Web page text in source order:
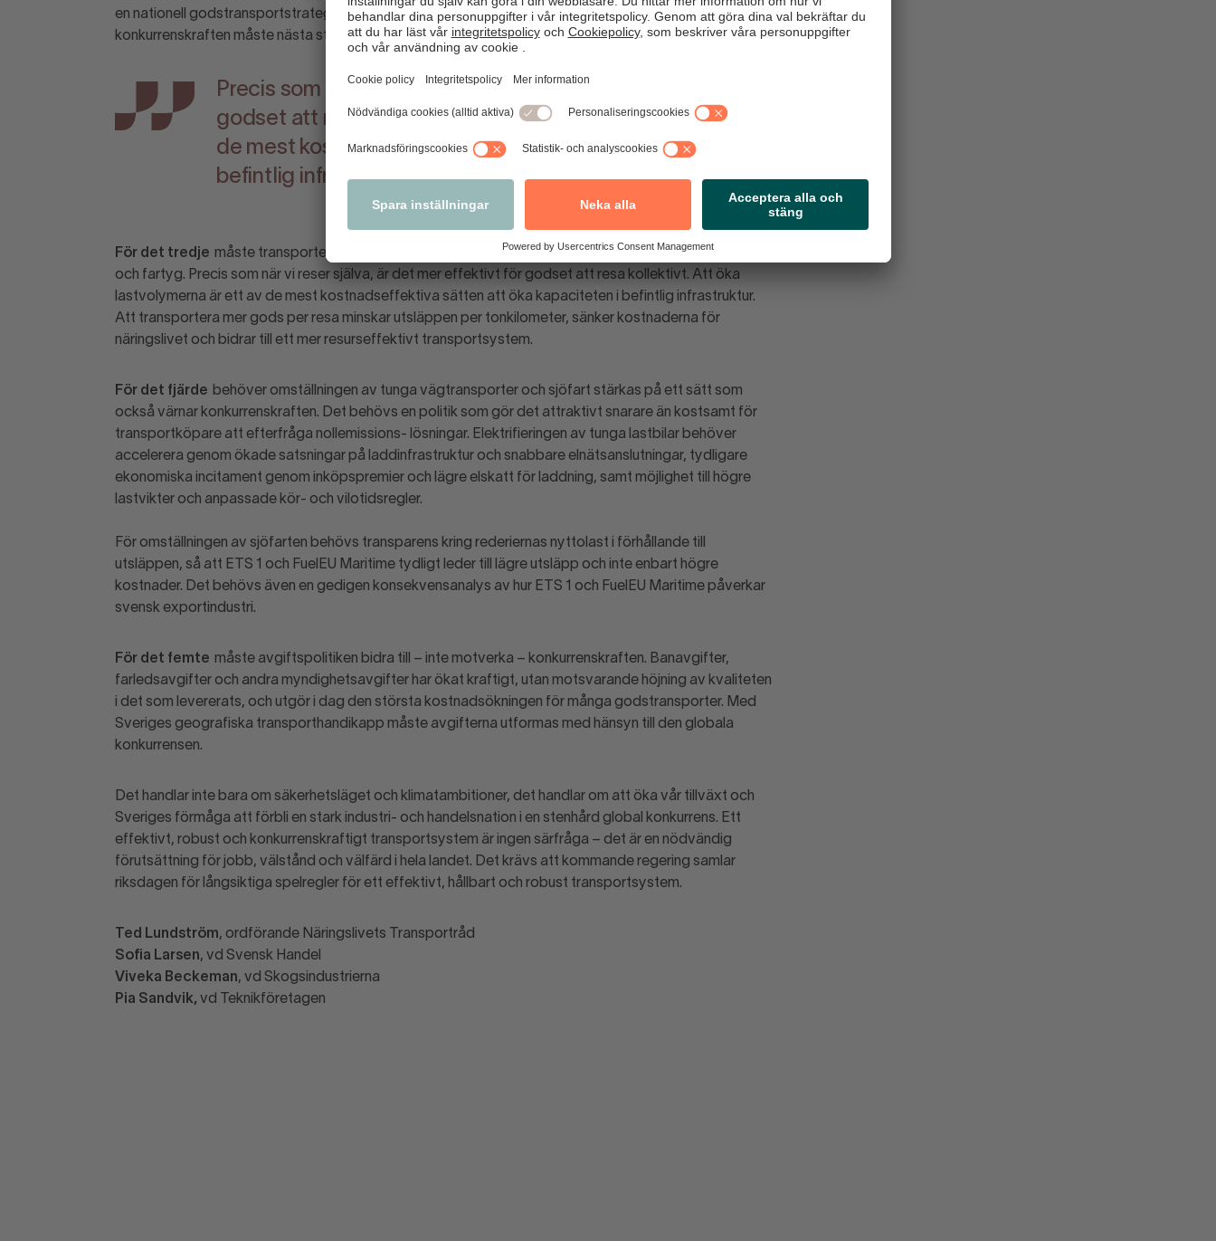
en nationell godstransportstrategi var ett viktigt första steg. Om Sverige menar allvar med att stärka
konkurrenskraften måste nästa steg vara att godsets roll väger tyngre i beslutsunderlagen.
Precis som när vi reser själva, är det mer effektivt för
godset att resa kollektivt. Att öka lastvolymerna är ett av
de mest kostnadseffektiva sätten att öka kapaciteten i
befintlig infrastruktur.
För det tredje måste transporteffektiviteten öka genom att möjliggöra längre och tyngre lastbilar, tåg
och fartyg. Precis som när vi reser själva, är det mer effektivt för godset att resa kollektivt. Att öka
lastvolymerna är ett av de mest kostnadseffektiva sätten att öka kapaciteten i befintlig infrastruktur.
Att transportera mer gods per resa minskar utsläppen per tonkilometer, sänker kostnaderna för
näringslivet och bidrar till ett mer resurseffektivt transportsystem.
För det fjärde behöver omställningen av tunga vägtransporter och sjöfart stärkas på ett sätt som
också värnar konkurrenskraften. Det behövs en politik som gör det attraktivt snarare än kostsamt för
transportköpare att efterfråga nollemissions- lösningar. Elektrifieringen av tunga lastbilar behöver
accelerera genom ökade satsningar på laddinfrastruktur och snabbare elnätsanslutningar, tydligare
ekonomiska incitament genom inköpspremier och lägre elskatt för laddning, samt möjlighet till högre
lastvikter och anpassade kör- och vilotidsregler.
För omställningen av sjöfarten behövs transparens kring rederiernas nyttolast i förhållande till
utsläppen, så att ETS 1 och FuelEU Maritime tydligt leder till lägre utsläpp och inte enbart högre
kostnader. Det behövs även en gedigen konsekvensanalys av hur ETS 1 och FuelEU Maritime påverkar
svensk exportindustri.
För det femte måste avgiftspolitiken bidra till – inte motverka – konkurrenskraften. Banavgifter,
farledsavgifter och andra myndighetsavgifter har ökat kraftigt, utan motsvarande höjning av kvaliteten
i det som levererats, och utgör i dag den största kostnadsökningen för många godstransporter. Med
Sveriges geografiska transporthandikapp måste avgifterna utformas med hänsyn till den globala
konkurrensen.
Det handlar inte bara om säkerhetsläget och klimatambitioner, det handlar om att öka vår tillväxt och
Sveriges förmåga att förbli en stark industri- och handelsnation i en stenhård global konkurrens. Ett
effektivt, robust och konkurrenskraftigt transportsystem är ingen särfråga – det är en nödvändig
förutsättning för jobb, välstånd och välfärd i hela landet. Det krävs att kommande regering samlar
riksdagen för långsiktiga spelregler för ett effektivt, hållbart och robust transportsystem.
Ted Lundström, ordförande Näringslivets Transportråd
Sofia Larsen, vd Svensk Handel
Viveka Beckeman, vd Skogsindustrierna
Pia Sandvik, vd Teknikföretagen